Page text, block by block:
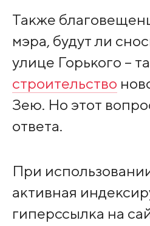
Также
мэра, будут ли
улице Горького –
строительство
Зею. Но этот
ответа.
При
активная
гиперссылка на